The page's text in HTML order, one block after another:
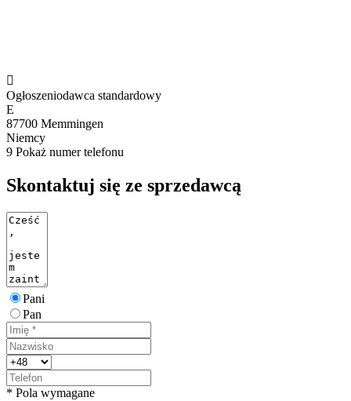

Ogłoszeniodawca standardowy
E
87700 Memmingen
Niemcy
9 Pokaż numer telefonu
Skontaktuj się ze sprzedawcą
Pani
Pan
* Pola wymagane